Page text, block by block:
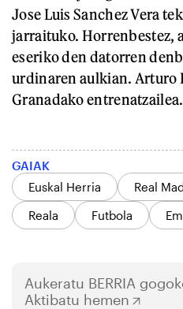
Jose Luis Sanchez Vera
jarraituko. Horrenbestez,
eseriko den datorren
urdinaren aulkian. Arturo
Granadako entrenatzailea.
GAIAK
Euskal Herria
Real
Reala
Futbola
Aukeratu BERRIA
Aktibatu hemen